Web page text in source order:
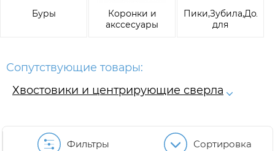
Буры
Коронки и
акссесуары
для
Сопутствующие товары:
Хвостовики и центрирующие сверла
Фильтры Сортировка